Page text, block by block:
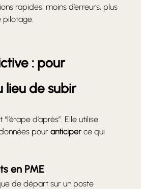
rapides, moins d’erreurs, plus
pilotage.
: pour
lieu de subir
“l’étape d’après”. Elle utilise
pour anticiper ce qui
en PME
de départ sur un poste